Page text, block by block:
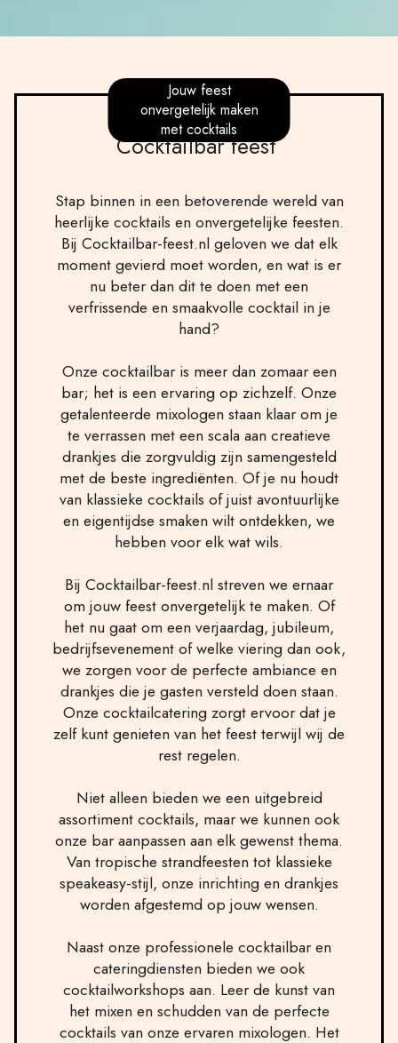
Jouw feest
onvergetelijk maken
met cocktails
Cocktailbar feest
Stap binnen in een betoverende wereld van
heerlijke cocktails en onvergetelijke feesten.
Bij Cocktailbar-feest.nl geloven we dat elk
moment gevierd moet worden, en wat is er
nu beter dan dit te doen met een
verfrissende en smaakvolle cocktail in je
hand?
Onze cocktailbar is meer dan zomaar een
bar; het is een ervaring op zichzelf. Onze
getalenteerde mixologen staan klaar om je
te verrassen met een scala aan creatieve
drankjes die zorgvuldig zijn samengesteld
met de beste ingrediënten. Of je nu houdt
van klassieke cocktails of juist avontuurlijke
en eigentijdse smaken wilt ontdekken, we
hebben voor elk wat wils.
Bij Cocktailbar-feest.nl streven we ernaar
om jouw feest onvergetelijk te maken. Of
het nu gaat om een verjaardag, jubileum,
bedrijfsevenement of welke viering dan ook,
we zorgen voor de perfecte ambiance en
drankjes die je gasten versteld doen staan.
Onze cocktailcatering zorgt ervoor dat je
zelf kunt genieten van het feest terwijl wij de
rest regelen.
Niet alleen bieden we een uitgebreid
assortiment cocktails, maar we kunnen ook
onze bar aanpassen aan elk gewenst thema.
Van tropische strandfeesten tot klassieke
speakeasy-stijl, onze inrichting en drankjes
worden afgestemd op jouw wensen.
Naast onze professionele cocktailbar en
cateringdiensten bieden we ook
cocktailworkshops aan. Leer de kunst van
het mixen en schudden van de perfecte
cocktails van onze ervaren mixologen. Het